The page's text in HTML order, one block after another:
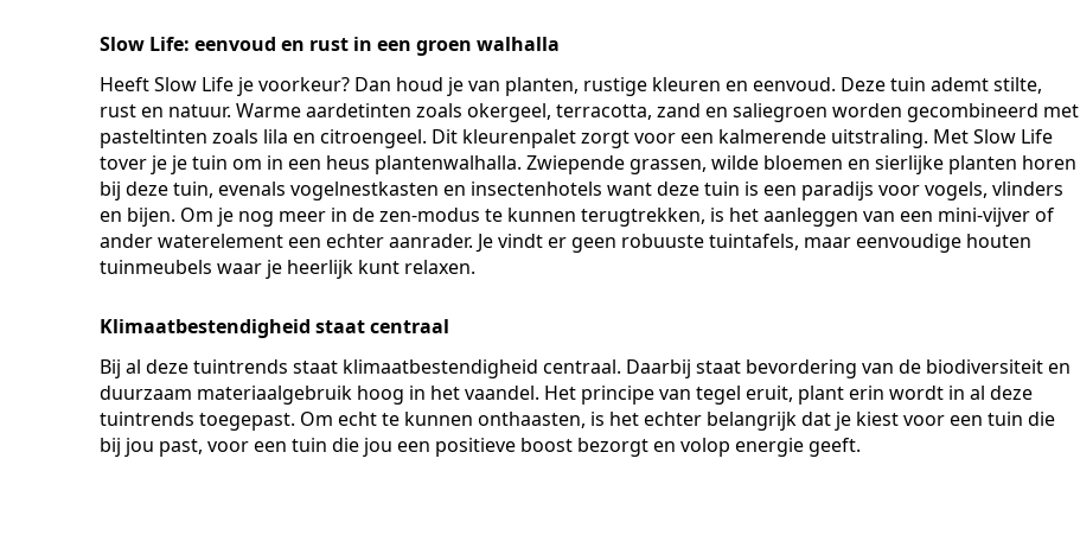
Slow Life: eenvoud en rust in een groen walhalla
Heeft Slow Life je voorkeur? Dan houd je van planten, rustige kleuren en eenvoud. Deze tuin ademt stilte,
rust en natuur. Warme aardetinten zoals okergeel, terracotta, zand en saliegroen worden gecombineerd met
pasteltinten zoals lila en citroengeel. Dit kleurenpalet zorgt voor een kalmerende uitstraling. Met Slow Life
tover je je tuin om in een heus plantenwalhalla. Zwiepende grassen, wilde bloemen en sierlijke planten horen
bij deze tuin, evenals vogelnestkasten en insectenhotels want deze tuin is een paradijs voor vogels, vlinders
en bijen. Om je nog meer in de zen-modus te kunnen terugtrekken, is het aanleggen van een mini-vijver of
ander waterelement een echter aanrader. Je vindt er geen robuuste tuintafels, maar eenvoudige houten
tuinmeubels waar je heerlijk kunt relaxen.
Klimaatbestendigheid staat centraal
Bij al deze tuintrends staat klimaatbestendigheid centraal. Daarbij staat bevordering van de biodiversiteit en
duurzaam materiaalgebruik hoog in het vaandel. Het principe van tegel eruit, plant erin wordt in al deze
tuintrends toegepast. Om echt te kunnen onthaasten, is het echter belangrijk dat je kiest voor een tuin die
bij jou past, voor een tuin die jou een positieve boost bezorgt en volop energie geeft.